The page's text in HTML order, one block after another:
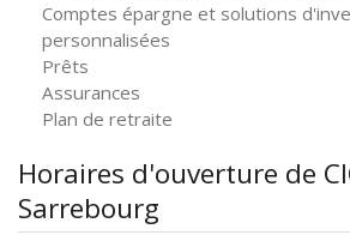
Comptes épargne et solutions
personnalisées
Prêts
Assurances
Plan de retraite
Horaires d'ouverture de
Sarrebourg